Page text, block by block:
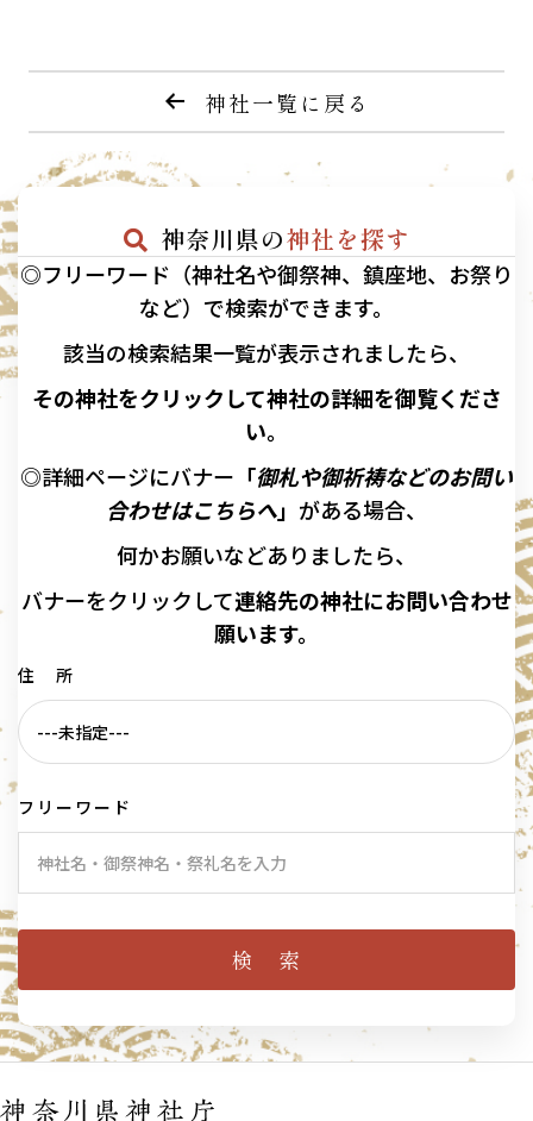
神社一覧に戻る
神奈川県の神社を探す
◎フリーワード（神社名や御祭神、鎮座地、お祭り
など）で検索ができます。
該当の検索結果一覧が表示されましたら、
その神社をクリックして神社の詳細を御覧くださ
い。
◎詳細ページにバナー 「御札や御祈祷などのお問い
合わせはこちらへ」 がある場合、
何かお願いなどありましたら、
バナーをクリックして連絡先の神社にお問い合わせ
願います。
住 所
フリーワード